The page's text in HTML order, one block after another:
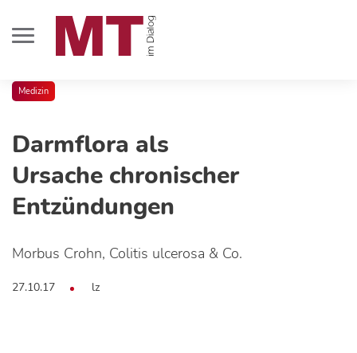
Medizin
Darmflora als
Ursache chronischer
Entzündungen
Morbus Crohn, Colitis ulcerosa & Co.
27.10.17 lz